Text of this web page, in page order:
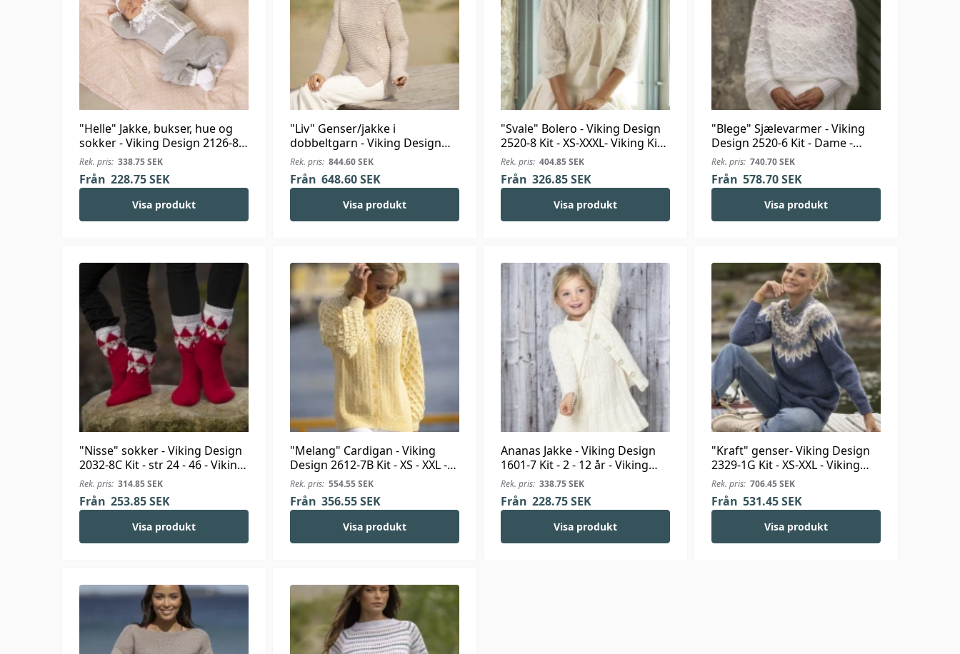
"Helle" Jakke, bukser, hue og
sokker - Viking Design 2126-8
Kit - 1-24 Mdr. - Viking Bambino
Rek. pris: 338.75SEK
Från 228.75SEK
Visa produkt
"Liv" Genser/jakke i
dobbeltgarn - Viking Design
1923-7 Kit - XS-XXL - Viking
Alpaca Bris
Rek. pris: 844.60SEK
Från 648.60SEK
Visa produkt
"Svale" Bolero - Viking Design
2520-8 Kit - XS-XXXL- Viking Kid-
Silk
Rek. pris: 404.85SEK
Från 326.85SEK
Visa produkt
"Blege" Sjælevarmer - Viking
Design 2520-6 Kit - Dame -
Viking Kid-Silk
Rek. pris: 740.70SEK
Från 578.70SEK
Visa produkt
"Nisse" sokker - Viking Design
2032-8C Kit - str 24 - 46 - Viking
Alpaca Storm
Rek. pris: 314.85SEK
Från 253.85SEK
Visa produkt
"Melang" Cardigan - Viking
Design 2612-7B Kit - XS - XXL -
Viking Bambino
Rek. pris: 554.55SEK
Från 356.55SEK
Visa produkt
Ananas Jakke - Viking Design
1601-7 Kit - 2 - 12 år - Viking
Bjørk
Rek. pris: 338.75SEK
Från 228.75SEK
Visa produkt
"Kraft" genser- Viking Design
2329-1G Kit - XS-XXL - Viking
Wool
Rek. pris: 706.45SEK
Från 531.45SEK
Visa produkt